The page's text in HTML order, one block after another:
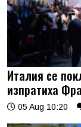
Италия се
изпратиха
05 Aug 10:20